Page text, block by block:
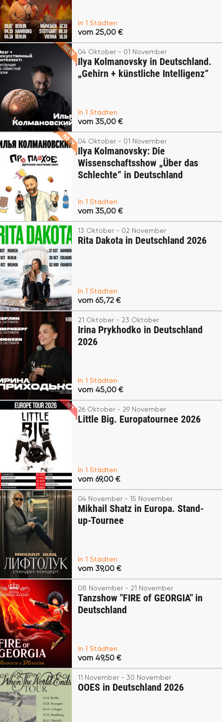
In 1 Städten
vom 25,00 €
04 Oktober - 01 November
Ilya Kolmanovsky in Deutschland.
„Gehirn + künstliche Intelligenz“
In 1 Städten
vom 35,00 €
04 Oktober - 01 November
Ilya Kolmanovsky: Die
Wissenschaftsshow „Über das
Schlechte“ in Deutschland
In 1 Städten
vom 35,00 €
13 Oktober - 02 November
Rita Dakota in Deutschland 2026
In 1 Städten
vom 65,72 €
21 Oktober - 23 Oktober
Irina Prykhodko in Deutschland
2026
In 1 Städten
vom 45,00 €
26 Oktober - 29 November
Little Big. Europatournee 2026
In 1 Städten
vom 69,00 €
04 November - 15 November
Mikhail Shatz in Europa. Stand-
up-Tournee
In 1 Städten
vom 39,00 €
08 November - 21 November
Tanzshow "FIRE of GEORGIA" in
Deutschland
In 1 Städten
vom 49,50 €
11 November - 30 November
OOES in Deutschland 2026